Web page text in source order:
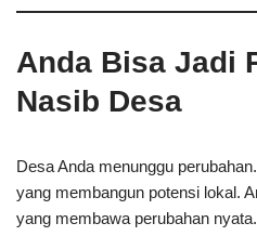
Anda Bisa Jadi
Nasib Desa
Desa Anda menunggu
yang membangun potensi lokal.
yang membawa perubahan